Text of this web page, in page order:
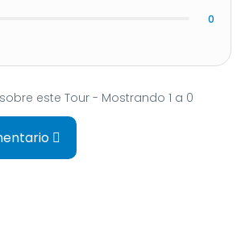
0
este Tour - Mostrando 1 a 0